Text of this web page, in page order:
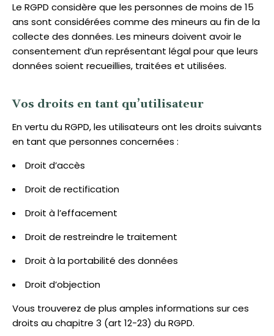
Le RGPD considère que les personnes de moins de 15
ans sont considérées comme des mineurs au fin de la
collecte des données. Les mineurs doivent avoir le
consentement d’un représentant légal pour que leurs
données soient recueillies, traitées et utilisées.
Vos droits en tant qu’utilisateur
En vertu du RGPD, les utilisateurs ont les droits suivants
en tant que personnes concernées :
Droit d’accès
Droit de rectification
Droit à l’effacement
Droit de restreindre le traitement
Droit à la portabilité des données
Droit d’objection
Vous trouverez de plus amples informations sur ces
droits au chapitre 3 (art 12-23) du RGPD.